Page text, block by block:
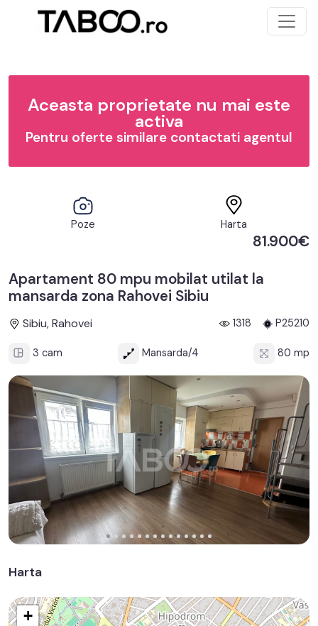
Aceasta proprietate nu mai este
activa
Pentru oferte similare contactati agentul
Poze Harta
81.900€
Apartament 80 mpu mobilat utilat la
mansarda zona Rahovei Sibiu
Sibiu, Rahovei 1318 P25210
3 cam Mansarda/4 80 mp
Harta
+